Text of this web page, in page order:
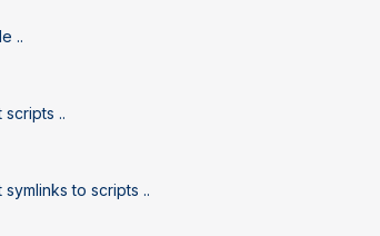
..
scripts ..
symlinks to scripts ..